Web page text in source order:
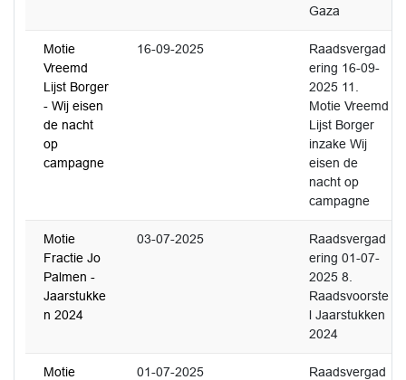
Gaza
Motie
Vreemd
Lijst Borger
- Wij eisen
de nacht
op
campagne
16-09-2025
Raadsvergad
ering 16-09-
2025 11.
Motie Vreemd
Lijst Borger
inzake Wij
eisen de
nacht op
campagne
Motie
Fractie Jo
Palmen -
Jaarstukke
n 2024
03-07-2025
Raadsvergad
ering 01-07-
2025 8.
Raadsvoorste
l Jaarstukken
2024
Motie
01-07-2025
Raadsvergad